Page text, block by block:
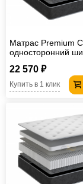
Матрас Premium
односторонний
22 570 ₽
Купить в 1 клик